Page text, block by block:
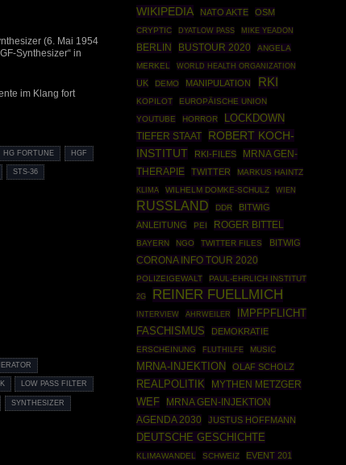
(6. Mai 1954
Synthesizer“ in
im Klang fort
HG FORTUNE HGF
STS-36
LOW PASS FILTER
SYNTHESIZER
WIKIPEDIA NATO AKTE OSM
CRYPTIC DYATLOW PASS MIKE YEADON
BERLIN BUSTOUR 2020
ANGELA
MERKEL
WORLD HEALTH ORGANIZATION
UK DEMO MANIPULATION RKI
KOPILOT
EUROPÄISCHE UNION
YOUTUBE
HORROR
LOCKDOWN
TIEFER STAAT
ROBERT KOCH-
INSTITUT
RKI-FILES
MRNA GEN-
THERAPIE
TWITTER MARKUS HAINTZ
KLIMA WILHELM DOMKE-SCHULZ WIEN
RUSSLAND DDR
BITWIG
ANLEITUNG
PEI ROGER BITTEL
BAYERN NGO TWITTER FILES BITWIG
CORONA INFO TOUR 2020
POLIZEIGEWALT PAUL-EHRLICH INSTITUT
2G REINER FUELLMICH
INTERVIEW AHRWEILER IMPFPFLICHT
FASCHISMUS DEMOKRATIE
ERSCHEINUNG FLUTHILFE MUSIC
MRNA-INJEKTION OLAF SCHOLZ
REALPOLITIK
MYTHEN METZGER
WEF
MRNA GEN-INJEKTION
AGENDA 2030
JUSTUS HOFFMANN
DEUTSCHE GESCHICHTE
KLIMAWANDEL SCHWEIZ EVENT 201